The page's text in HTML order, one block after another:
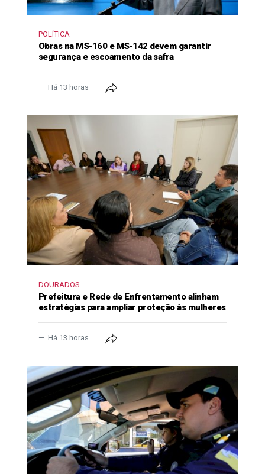
POLÍTICA
Obras na MS-160 e MS-142 devem garantir
segurança e escoamento da safra
Há 13 horas
DOURADOS
Prefeitura e Rede de Enfrentamento alinham
estratégias para ampliar proteção às mulheres
Há 13 horas